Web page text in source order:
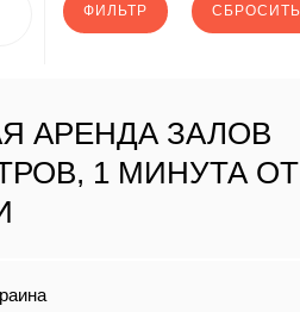
АРЕНДА ЗАЛОВ
1 МИНУТА ОТ